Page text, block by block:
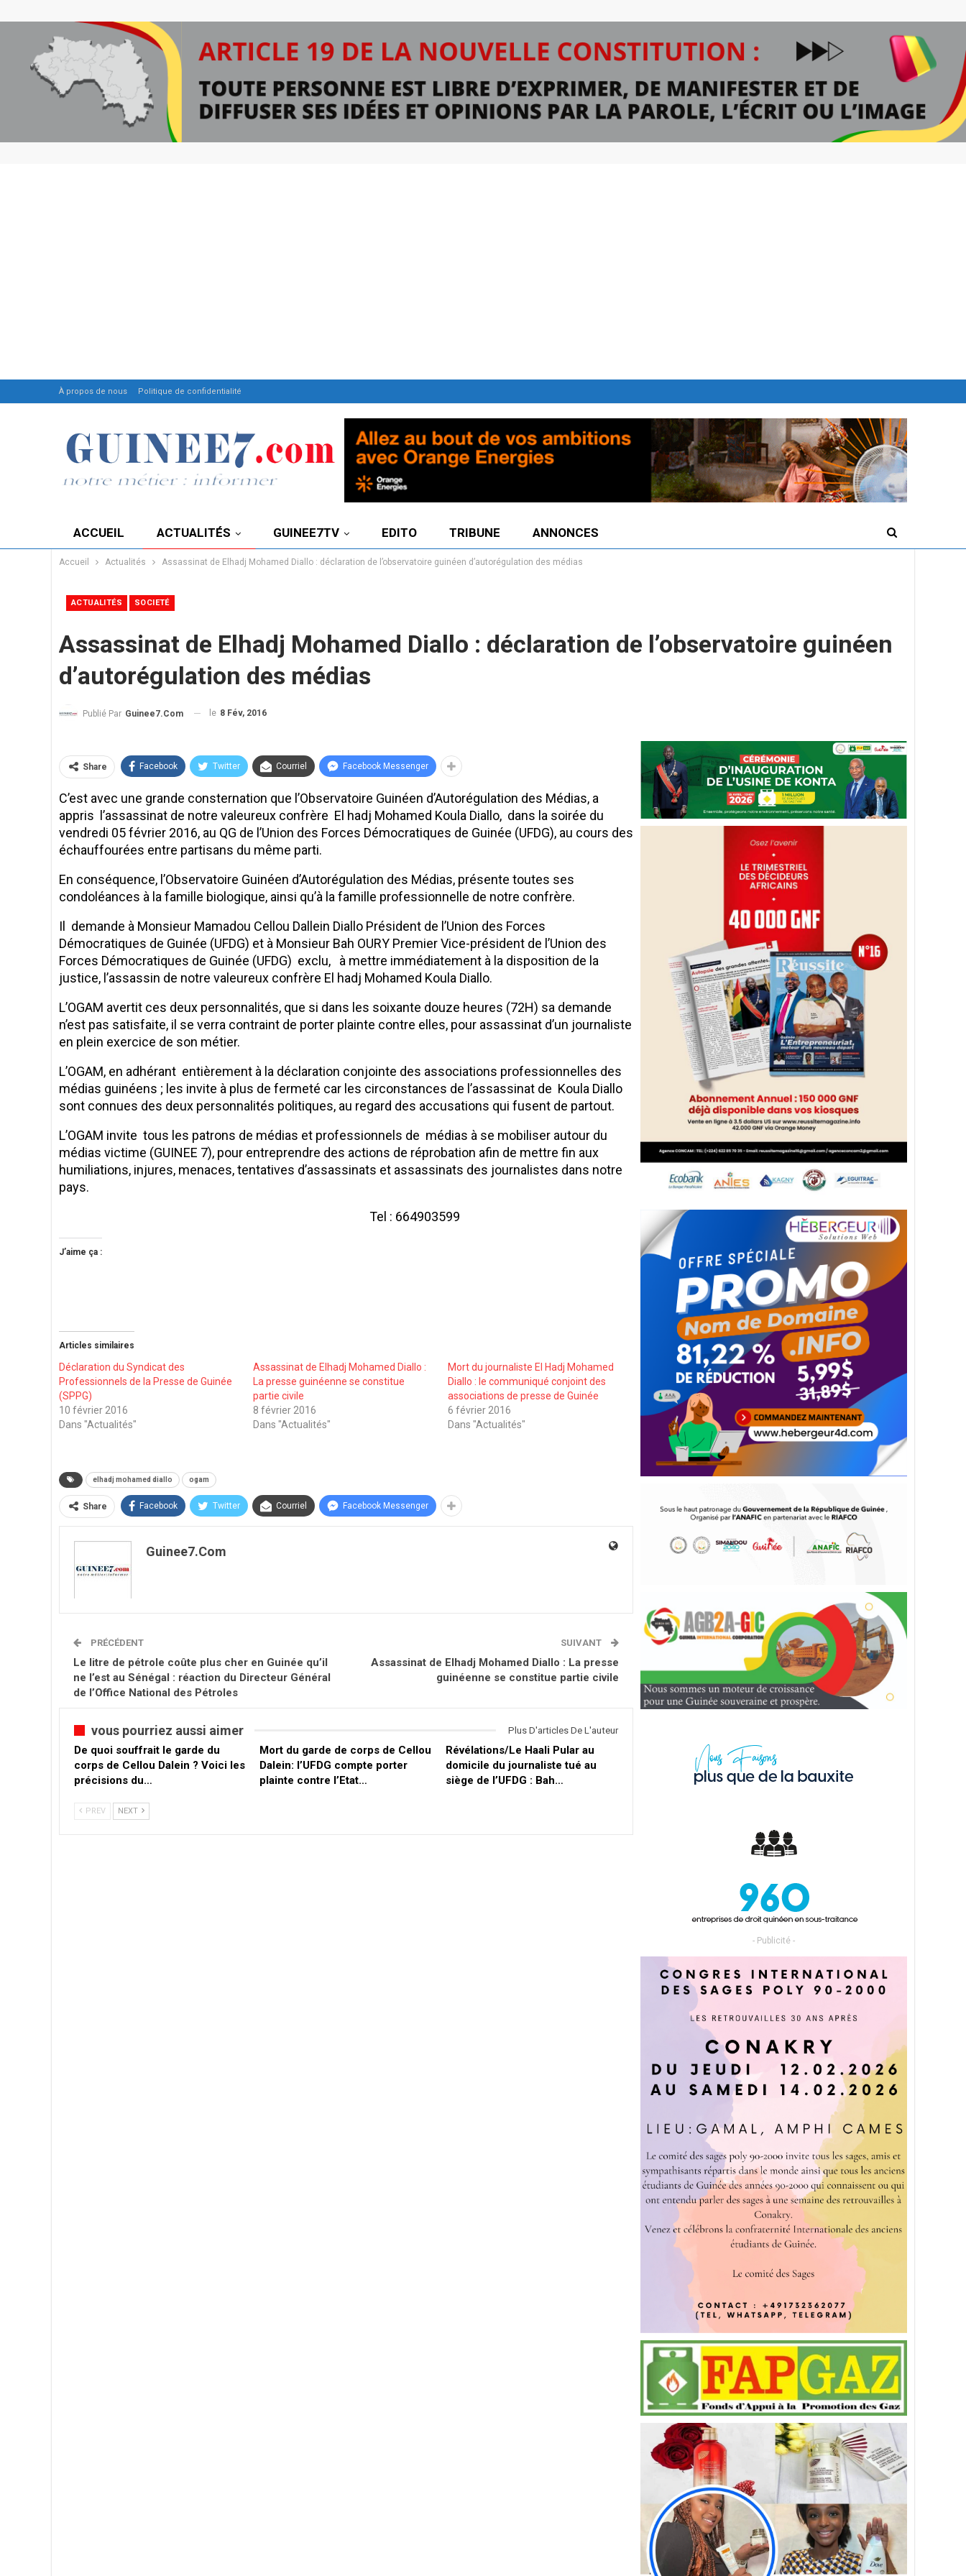
À propos de nous Politique de confidentialité
ACCUEIL ACTUALITÉS GUINEE7TV EDITO TRIBUNE ANNONCES
Accueil Actualités Assassinat de Elhadj Mohamed Diallo : déclaration de l’observatoire guinéen d’autorégulation des médias
ACTUALITÉS SOCIETÉ
Assassinat de Elhadj Mohamed Diallo : déclaration de l’observatoire guinéen
d’autorégulation des médias
Publié Par Guinee7.com le 8 Fév, 2016
Share Facebook Twitter Courriel Facebook Messenger
C’est avec une grande consternation que l’Observatoire Guinéen d’Autorégulation des Médias, a
appris l’assassinat de notre valeureux confrère El hadj Mohamed Koula Diallo, dans la soirée du
vendredi 05 février 2016, au QG de l’Union des Forces Démocratiques de Guinée (UFDG), au cours des
échauffourées entre partisans du même parti.
En conséquence, l’Observatoire Guinéen d’Autorégulation des Médias, présente toutes ses
condoléances à la famille biologique, ainsi qu’à la famille professionnelle de notre confrère.
Il demande à Monsieur Mamadou Cellou Dallein Diallo Président de l’Union des Forces
Démocratiques de Guinée (UFDG) et à Monsieur Bah OURY Premier Vice-président de l’Union des
Forces Démocratiques de Guinée (UFDG) exclu, à mettre immédiatement à la disposition de la
justice, l’assassin de notre valeureux confrère El hadj Mohamed Koula Diallo.
L’OGAM avertit ces deux personnalités, que si dans les soixante douze heures (72H) sa demande
n’est pas satisfaite, il se verra contraint de porter plainte contre elles, pour assassinat d’un journaliste
en plein exercice de son métier.
L’OGAM, en adhérant entièrement à la déclaration conjointe des associations professionnelles des
médias guinéens ; les invite à plus de fermeté car les circonstances de l’assassinat de Koula Diallo
sont connues des deux personnalités politiques, au regard des accusations qui fusent de partout.
L’OGAM invite tous les patrons de médias et professionnels de médias à se mobiliser autour du
médias victime (GUINEE 7), pour entreprendre des actions de réprobation afin de mettre fin aux
humiliations, injures, menaces, tentatives d’assassinats et assassinats des journalistes dans notre
pays.
Tel : 664903599
J’aime ça :
Articles similaires
Déclaration du Syndicat des
Professionnels de la Presse de Guinée
(SPPG)
10 février 2016
Dans "Actualités"
Assassinat de Elhadj Mohamed Diallo :
La presse guinéenne se constitue
partie civile
8 février 2016
Dans "Actualités"
Mort du journaliste El Hadj Mohamed
Diallo : le communiqué conjoint des
associations de presse de Guinée
6 février 2016
Dans "Actualités"
elhadj mohamed diallo ogam
Share Facebook Twitter Courriel Facebook Messenger
Guinee7.com
PRÉCÉDENT
Le litre de pétrole coûte plus cher en Guinée qu’il
ne l’est au Sénégal : réaction du Directeur Général
de l’Office National des Pétroles
SUIVANT
Assassinat de Elhadj Mohamed Diallo : La presse
guinéenne se constitue partie civile
vous pourriez aussi aimer Plus D'articles De L'auteur
De quoi souffrait le garde du
corps de Cellou Dalein ? Voici les
précisions du…
Mort du garde de corps de Cellou
Dalein: l’UFDG compte porter
plainte contre l’Etat…
Révélations/Le Haali Pular au
domicile du journaliste tué au
siège de l’UFDG : Bah…
PREV NEXT
- Publicité -